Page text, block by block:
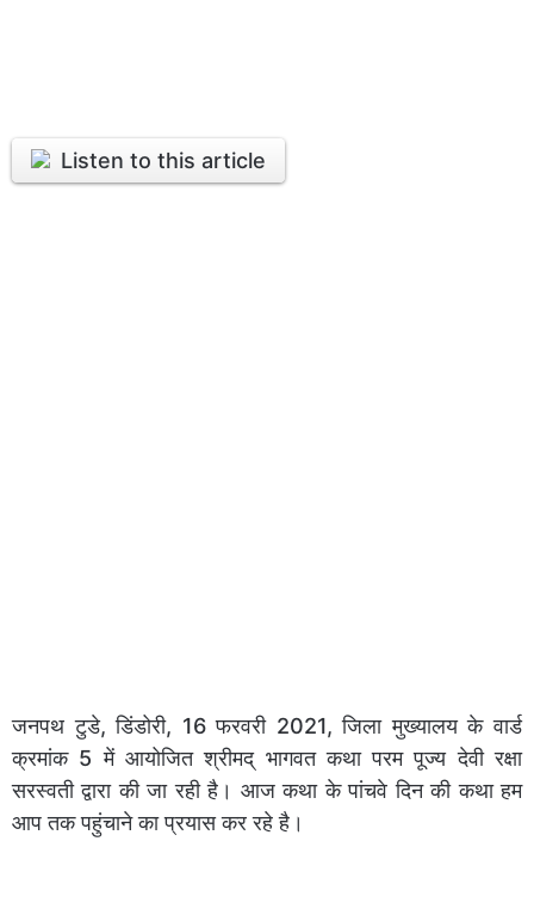
Listen to this article
जनपथ टुडे, डिंडोरी, 16 फरवरी 2021, जिला मुख्यालय के वार्ड
क्रमांक 5 में आयोजित श्रीमद् भागवत कथा परम पूज्य देवी रक्षा
सरस्वती द्वारा की जा रही है। आज कथा के पांचवे दिन की कथा हम
आप तक पहुंचाने का प्रयास कर रहे है।